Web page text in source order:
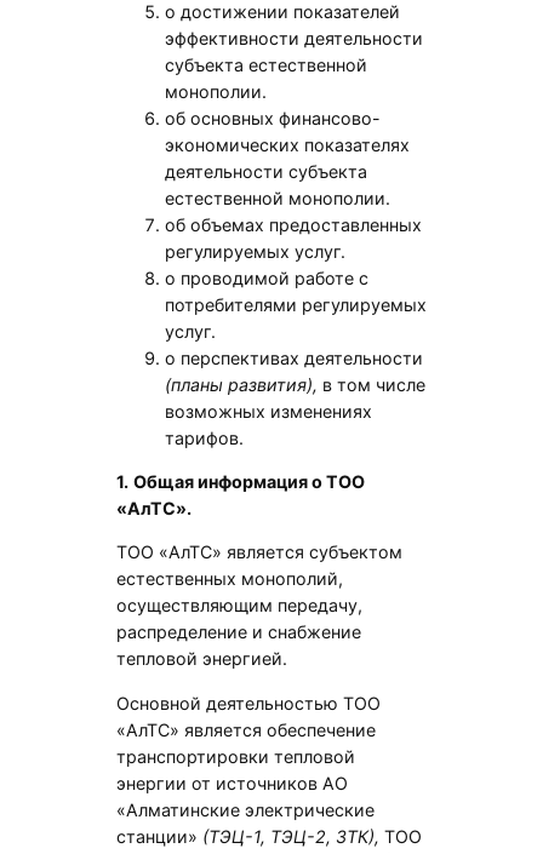
о достижении показателей
эффективности деятельности
субъекта естественной
монополии.
об основных финансово-
экономических показателях
деятельности субъекта
естественной монополии.
об объемах предоставленных
регулируемых услуг.
о проводимой работе с
потребителями регулируемых
услуг.
о перспективах деятельности
(планы развития), в том числе
возможных изменениях
тарифов.
1. Общая информация о ТОО
«АлТС».
ТОО «АлТС» является субъектом
естественных монополий,
осуществляющим передачу,
распределение и снабжение
тепловой энергией.
Основной деятельностью ТОО
«АлТС» является обеспечение
транспортировки тепловой
энергии от источников АО
«Алматинские электрические
станции» (ТЭЦ-1, ТЭЦ-2, ЗТК), ТОО